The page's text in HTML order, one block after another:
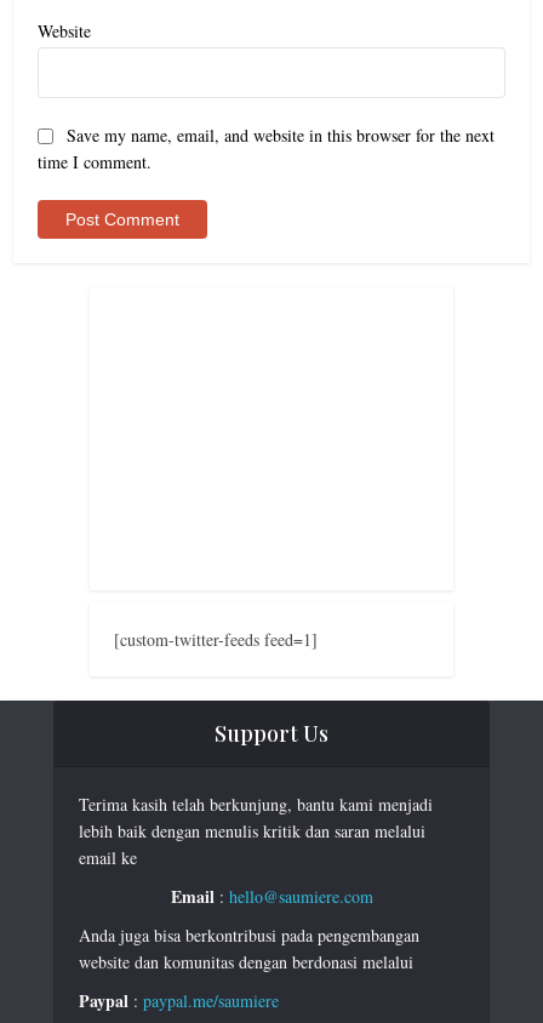
Website
Save my name, email, and website in this browser for the next
time I comment.
[custom-twitter-feeds feed=1]
Support Us
Terima kasih telah berkunjung, bantu kami menjadi
lebih baik dengan menulis kritik dan saran melalui
email ke
Email: hello@saumiere.com
Anda juga bisa berkontribusi pada pengembangan
website dan komunitas dengan berdonasi melalui
Paypal : paypal.me/saumiere